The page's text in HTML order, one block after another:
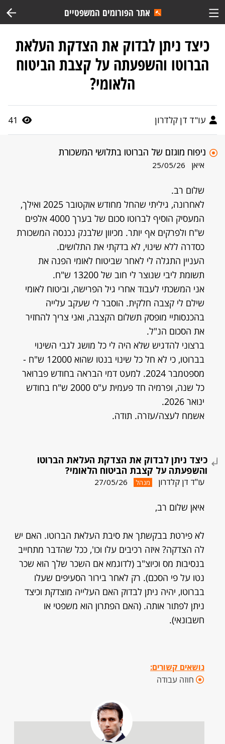
אתר הפורומים המשפטיים
כיצד ניתן לבדוק את הצדקת העלאת
הברוטו והשפעתה על קצבת הביטוח
הלאומי?
עו"ד דן קלדרון 41
ניפוח מוגזם של הברוטו בתלושי המשכורת
איאן 25/05/26
שלום רב.
לאחרונה, גיליתי שהחל מחודש אוקטובר 2025 ואילך,
המעסיק הוסיף לברוטו סכום של בערך 4000 אלפים
ש"ח ולפרקים אף יותר. מכיוון שלבנק נכנסה המשכורת
כסדרה ללא שינוי, לא בדקתי את התלושים.
העניין התגלה לי לאחר שביטוח לאומי הפנה את
תשומת ליבי שנוצר לי חוב של 13200 ש"ח.
אני המשכתי לעבוד אחרי גיל הפרישה, וביטוח לאומי
שילם לי קצבה חלקית. הוסבר לי שעקב עלייה
בהכנסותיי מופסק תשלום הקצבה, ואני צריך להחזיר
את הסכום הנ"ל.
ברצוני להדגיש שלא היה לי כל מושג לגבי השינוי
בברוטו, כי לא חל כל שינוי בנטו שהוא 12000 ש"ח -
מספטמבר 2024. למעט דמי הבראה בחודש פברואר
כל שנה, ופרמיה חד פעמית ע"ס 2000 ש"ח בחודש
ינואר 2026.
אשמח לעצה/עזרה. תודה.
כיצד ניתן לבדוק את הצדקת העלאת הברוטו
והשפעתה על קצבת הביטוח הלאומי?
עו"ד דן קלדרון מנהל 27/05/26
איאן שלום רב,
לא פירטת בבקשתך את סיבת העלאת הברוטו. האם יש
לה הצדקה? איזה רכיבים עלו וכו', ככל שהדבר מתחייב
בנסיבות מס וכיוצ"ב (לדוגמא אם השכר שלך הוא שכר
נטו על פי הסכם). רק לאחר בירור הסעיפים שעלו
בברוטו, יהיה ניתן לבדוק האם העלייה מוצדקת וכיצד
ניתן לפתור אותה. (האם הפתרון הוא משפטי או
חשבונאי).
נושאים קשורים:
חוזה עבודה